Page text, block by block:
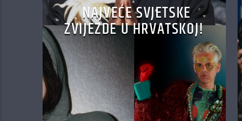
NAJVEĆE SVJETSKE
ZVIJEZDE U HRVATSKOJ!